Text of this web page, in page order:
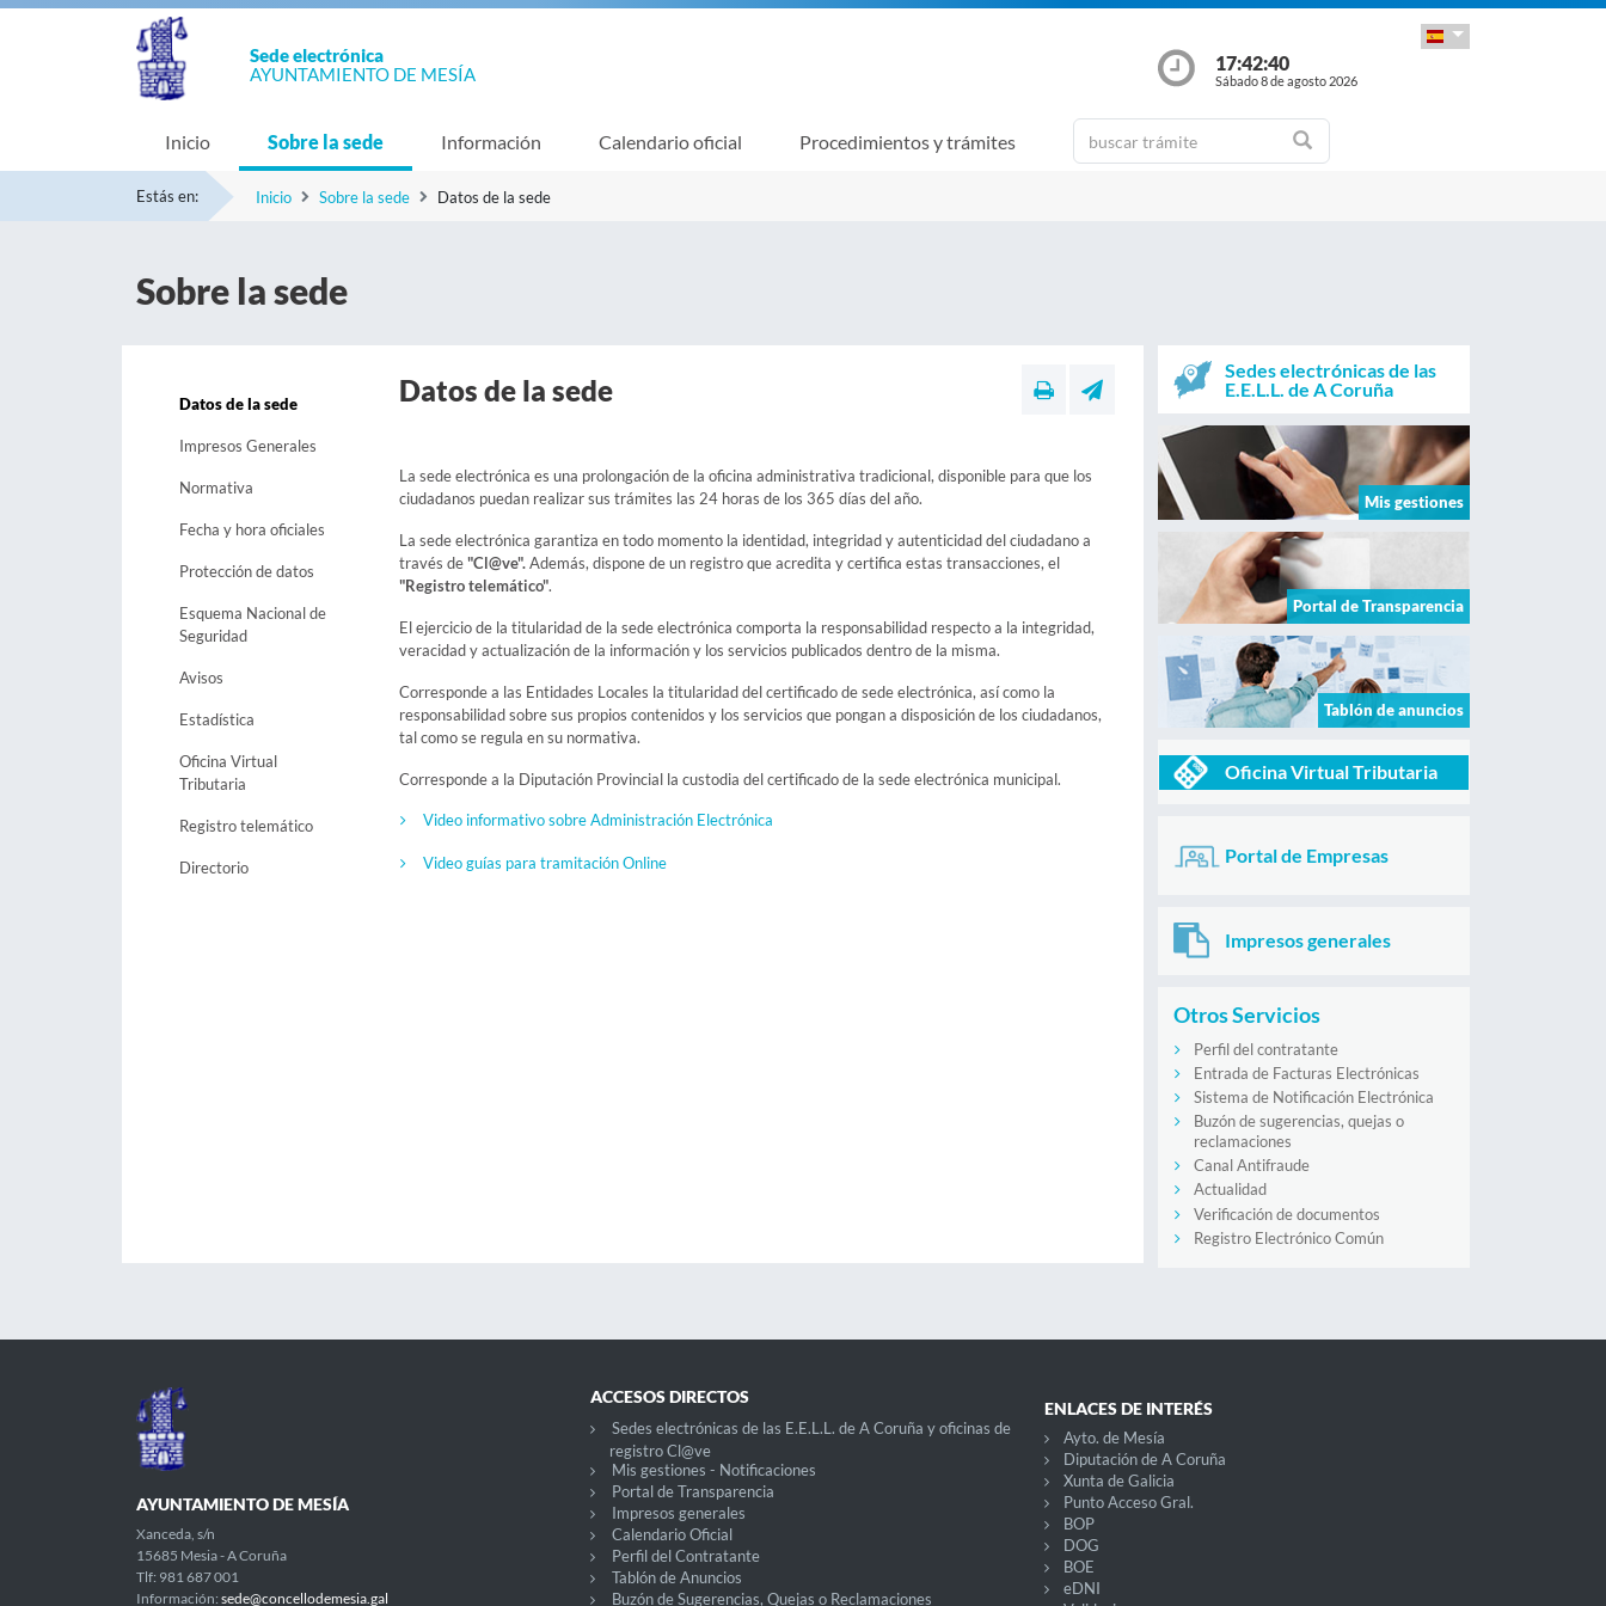
Sede electrónica
AYUNTAMIENTO DE MESÍA
17:42:41
Sábado 8 de agosto 2026
Inicio Sobre la sede Información Calendario oficial Procedimientos y trámites
Estás en: Inicio Sobre la sede Datos de la sede
Sobre la sede
Datos de la sede
Impresos Generales
Normativa
Fecha y hora oficiales
Protección de datos
Esquema Nacional de
Seguridad
Avisos
Estadística
Oficina Virtual
Tributaria
Registro telemático
Directorio
Datos de la sede
La sede electrónica es una prolongación de la oficina administrativa tradicional, disponible para que los
ciudadanos puedan realizar sus trámites las 24 horas de los 365 días del año.
La sede electrónica garantiza en todo momento la identidad, integridad y autenticidad del ciudadano a
través de"Cl@ve".Además, dispone de un registro que acredita y certifica estas transacciones, el
"Registro telemático".
El ejercicio de la titularidad de la sede electrónica comporta la responsabilidad respecto a la integridad,
veracidad y actualización de la información y los servicios publicados dentro de la misma.
Corresponde a las Entidades Locales la titularidad del certificado de sede electrónica, así como la
responsabilidad sobre sus propios contenidos y los servicios que pongan a disposición de los ciudadanos,
tal como se regula en su normativa.
Corresponde a la Diputación Provincial la custodia del certificado de la sede electrónica municipal.
Video informativo sobre Administración Electrónica
Video guías para tramitación Online
Sedes electrónicas de las
E.E.L.L. de A Coruña
Mis gestiones
Portal de Transparencia
Tablón de anuncios
Oficina Virtual Tributaria
Portal de Empresas
Impresos generales
Otros Servicios
Perfil del contratante
Entrada de Facturas Electrónicas
Sistema de Notificación Electrónica
Buzón de sugerencias, quejas o
reclamaciones
Canal Antifraude
Actualidad
Verificación de documentos
Registro Electrónico Común
AYUNTAMIENTO DE MESÍA
Xanceda, s/n
15685 Mesia - A Coruña
Tlf: 981 687 001
Información: sede@concellodemesia.gal
ACCESOS DIRECTOS
Sedes electrónicas de las E.E.L.L. de A Coruña y oficinas de
registro Cl@ve
Mis gestiones - Notificaciones
Portal de Transparencia
Impresos generales
Calendario Oficial
Perfil del Contratante
Tablón de Anuncios
Buzón de Sugerencias, Quejas o Reclamaciones
ENLACES DE INTERÉS
Ayto. de Mesía
Diputación de A Coruña
Xunta de Galicia
Punto Acceso Gral.
BOP
DOG
BOE
eDNI